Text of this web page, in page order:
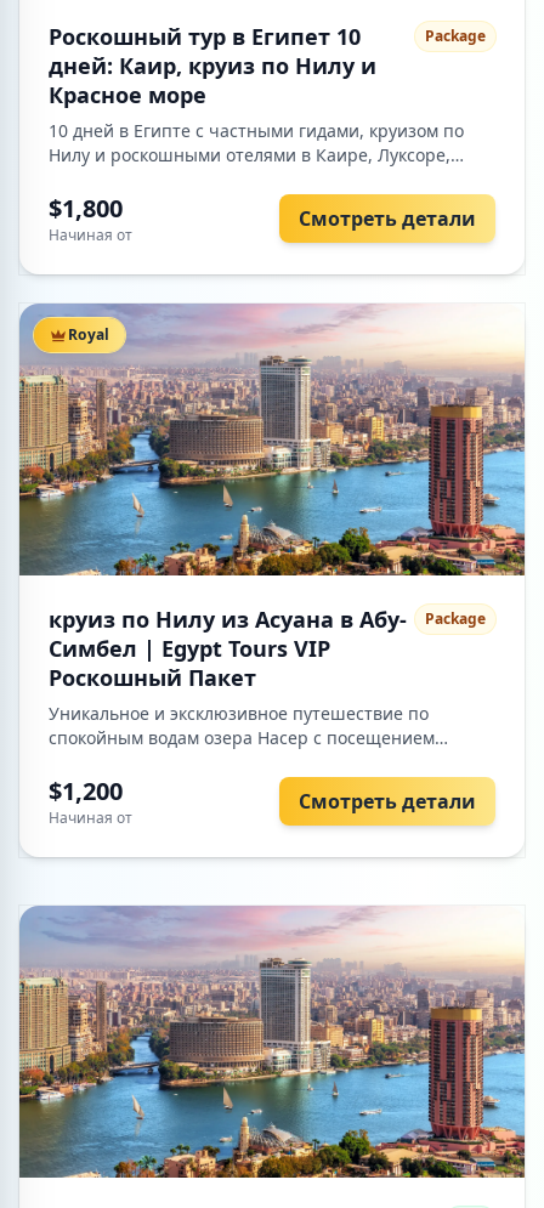
Роскошный тур в Египет 10
дней: Каир, круиз по Нилу и
Красное море
Package
10 дней в Египте с частными гидами, круизом по
Нилу и роскошными отелями в Каире, Луксоре,
$1,800
Начиная от
Смотреть детали
Royal
круиз по Нилу из Асуана в Абу-
Симбел | Egypt Tours VIP
Роскошный Пакет
Package
Уникальное и эксклюзивное путешествие по
спокойным водам озера Насер с посещением
впечатляющих памятников Египта — храмов Абу-
Симбела.
$1,200
Начиная от
Смотреть детали